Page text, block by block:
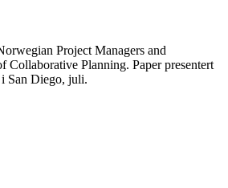
Project Managers and
Collaborative Planning. Paper presentert
San Diego, juli.